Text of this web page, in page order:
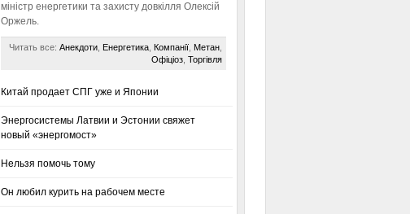
міністр енергетики та захисту довкілля Олексій
Оржель.
Читать все: Анекдоти, Енергетика, Компанії, Метан,
Офіціоз, Торгівля
Китай продает СПГ уже и Японии
Энергосистемы Латвии и Эстонии свяжет
новый «энергомост»
Нельзя помочь тому
Он любил курить на рабочем месте